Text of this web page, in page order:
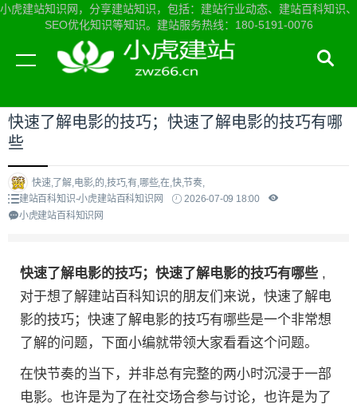
小虎建站知识网，分享建站知识，包括：建站行业动态、建站百科知识、
SEO优化知识等知识。建站服务热线：180-5191-0076
当前位置：小虎建站知识网首页>建站百科知识
快速了解电影的技巧；快速了解电影的技巧有哪
些
快速,了解,电影,的,技巧,有,哪些,在,快,节奏,
建站百科知识-小虎建站百科知识网
2026-07-09 18:00
小虎建站百科知识网
快速了解电影的技巧；快速了解电影的技巧有哪些 ,
对于想了解建站百科知识的朋友们来说，快速了解电
影的技巧；快速了解电影的技巧有哪些是一个非常想
了解的问题，下面小编就带领大家看看这个问题。
在快节奏的当下，并非总有完整的两小时沉浸于一部
电影。也许是为了在社交场合参与讨论，也许是为了